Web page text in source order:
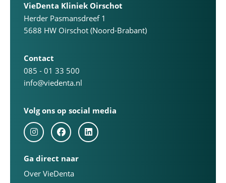
VieDenta Kliniek Oirschot
Herder Pasmansdreef 1
5688 HW Oirschot (Noord-Brabant)
Contact
085 - 01 33 500
info@viedenta.nl
Volg ons op social media
Ga direct naar
Over VieDenta